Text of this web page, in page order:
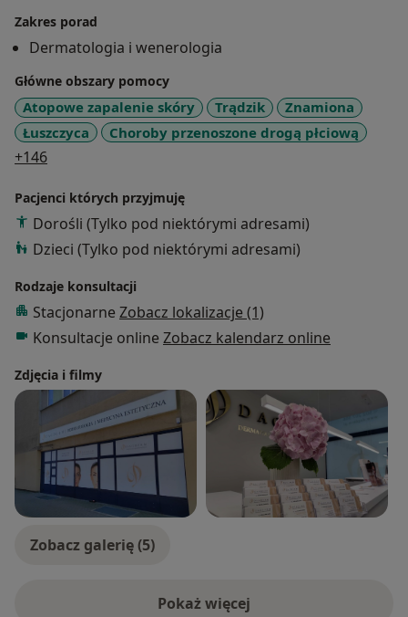
Zakres porad
Dermatologia i wenerologia
Główne obszary pomocy
Atopowe zapalenie skóry Trądzik
Znamiona
Łuszczyca
Choroby przenoszone drogą płciową
+146a11y_sr_more_diseases
Pacjenci których przyjmuję
Dorośli (Tylko pod niektórymi adresami)
Dzieci (Tylko pod niektórymi adresami)
Rodzaje konsultacji
Stacjonarne Zobacz lokalizacje (1)
Konsultacje online Zobacz kalendarz online
Zdjęcia i filmy
Zobacz galerię (5)
Pokaż więcej